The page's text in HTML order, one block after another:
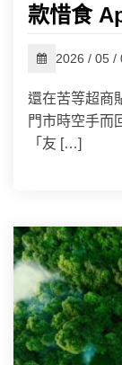
款惜食
2026 / 05 /
還在苦等超商
門市時空手而
「友 […]